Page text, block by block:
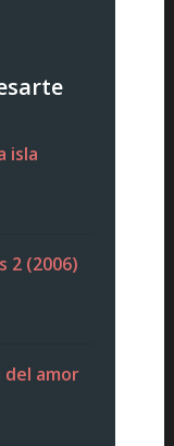
isla
2 (2006)
del amor